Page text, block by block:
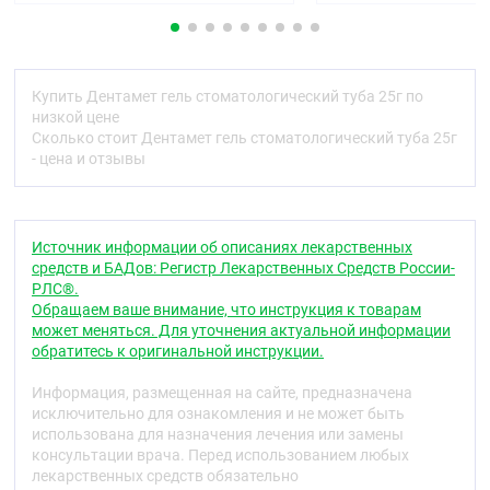
метронидазол и хлоргексидин.
обладающего антипротозойным и
антибактериальным действием против
анаэробных простейших и анаэробных бактерий,
вызывающих периодонтит: Porphyromonas
gingivalis, Prevotella intermedia, Prevotella denticola,
Fusobacterium fusiformis, Wolinella recta, Treponema
melaninogenicus, Selenomonas spp. Неактивен в
отношении аэробных бактерий. Механизм
действия заключается в биохимическом
восстановлении 5-нитрогруппы метронидазола
внутриклеточными транспортными протеинами
анаэробных микроорганизмов и простейших.
Восстановленная 5-нитрогруппа метронидазола
ингибируя синтез их нуклеиновых кислот, что
ведёт к гибели бактерий.
Хлоргексидин — дезинфицирующее средство,
активно в отношении широкого спектра
Купить Дентамет гель стоматологический туба 25г по
низкой цене
Сколько стоит Дентамет гель стоматологический туба 25г
- цена и отзывы
Источник информации об описаниях лекарственных
средств и БАДов: Регистр Лекарственных Средств России-
РЛС®.
Обращаем ваше внимание, что инструкция к товарам
может меняться. Для уточнения актуальной информации
обратитесь к оригинальной инструкции.
Информация, размещенная на сайте, предназначена
исключительно для ознакомления и не может быть
использована для назначения лечения или замены
консультации врача. Перед использованием любых
лекарственных средств обязательно